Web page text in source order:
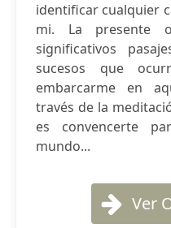
identificar cualquier
mi. La presente
significativos
sucesos que
embarcarme en
través de la
es convencerte
mundo...
Ver